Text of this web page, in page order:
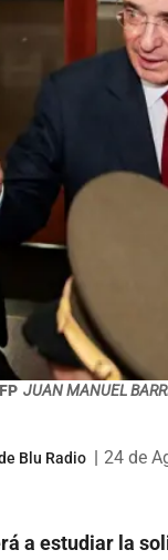
JUAN MANUEL
Blu Radio
24 de
a estudiar la